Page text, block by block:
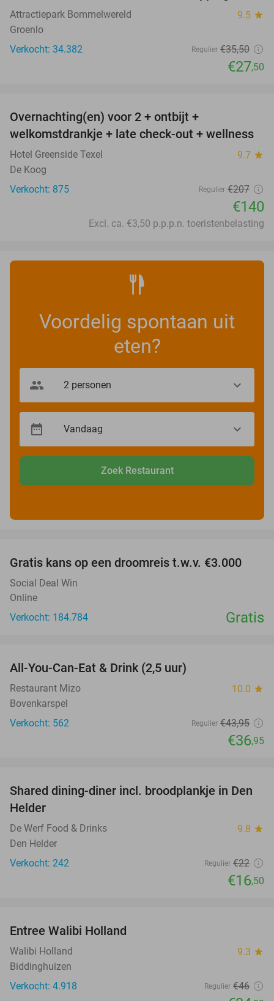
Attractiepark Bommelwereld 9.5 star
Groenlo
Verkocht: 34.382
Regulier €35,50
€27,50
Overnachting(en) voor 2 + ontbijt +
welkomstdrankje + late check-out + wellness
Hotel Greenside Texel 9.7 star
De Koog
Verkocht: 875
Regulier €207
€140
Excl. ca. €3,50 p.p.p.n. toeristenbelasting
Voordelig spontaan uit
eten?
Zoek Restaurant
Gratis kans op een droomreis t.w.v. €3.000
Social Deal Win
Online
Verkocht: 184.784
Gratis
All-You-Can-Eat & Drink (2,5 uur)
Restaurant Mizo 10.0 star
Bovenkarspel
Verkocht: 562
Regulier €43,95
€36,95
25%
Shared dining-diner incl. broodplankje in Den
Helder
De Werf Food & Drinks 9.8 star
Den Helder
Verkocht: 242
Regulier €22
€16,50
Entree Walibi Holland
Walibi Holland 9.3 star
Biddinghuizen
Verkocht: 4.918
Regulier €46